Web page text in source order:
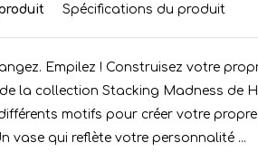
Spécifications du produit
Empilez ! Construisez votre
la collection Stacking Madness de
motifs pour créer votre
vase qui reflète votre personnalité ...